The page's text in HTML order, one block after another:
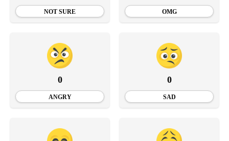
NOT SURE OMG
0
ANGRY
0
SAD